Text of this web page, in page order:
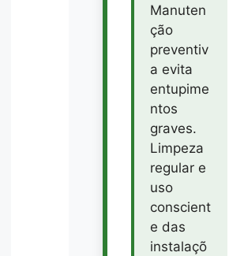
Manuten
ção
preventiv
a evita
entupime
ntos
graves.
Limpeza
regular e
uso
conscient
e das
instalaçõ